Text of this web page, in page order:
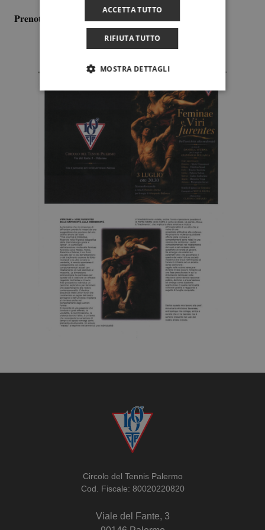
𝐏𝐫𝐞𝐧𝐨𝐭𝐚𝐳𝐢𝐨𝐧𝐢 𝐢𝐧 𝐬𝐞𝐠𝐫𝐞𝐭𝐞𝐫𝐢𝐚.
Circolo del Tennis Palermo
Cod. Fiscale: 80020220820
Viale del Fante, 3
ACCETTA TUTTO
RIFIUTA TUTTO
MOSTRA DETTAGLI